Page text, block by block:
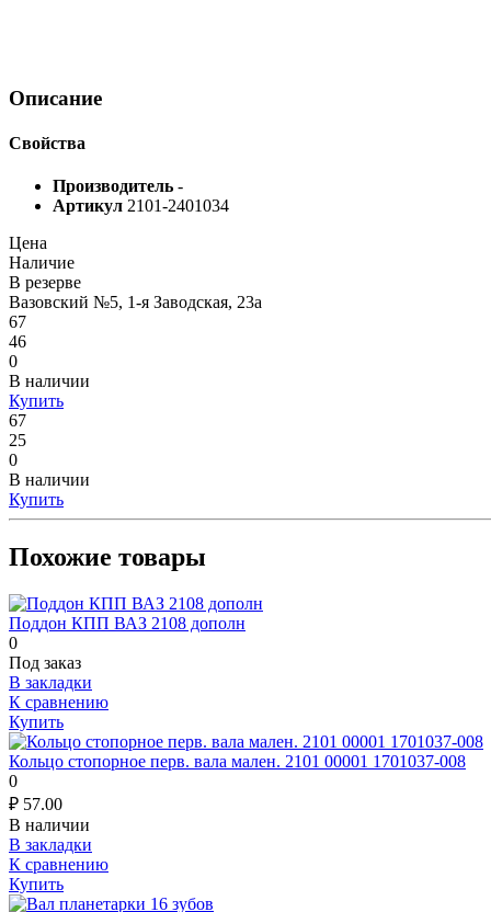
Описание
Свойства
Производитель -
Артикул 2101-2401034
Цена
Наличие
В резерве
Вазовский №5, 1-я Заводская, 23а
67
46
0
В наличии
Купить
67
25
0
В наличии
Купить
Похожие товары
Поддон КПП ВАЗ 2108 дополн
0
Под заказ
В закладки
К сравнению
Купить
Кольцо стопорное перв. вала мален. 2101 00001 1701037-008
0
₽ 57.00
В наличии
В закладки
К сравнению
Купить